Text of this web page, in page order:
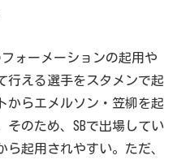
ォーメーションの起用や
行える選手をスタメンで起
からエメルソン・笠柳を起
そのため、SBで出場してい
起用されやすい。ただ、